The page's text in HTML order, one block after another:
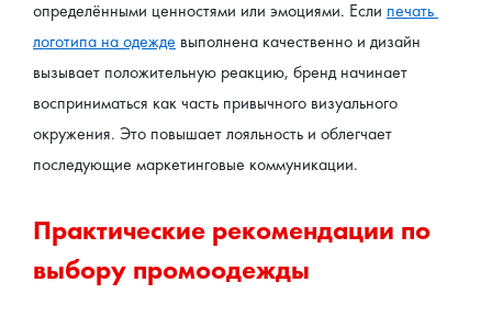
определёнными ценностями или эмоциями. Если печать
логотипа на одежде выполнена качественно и дизайн
вызывает положительную реакцию, бренд начинает
восприниматься как часть привычного визуального
окружения. Это повышает лояльность и облегчает
последующие маркетинговые коммуникации.
Практические рекомендации по
выбору промоодежды